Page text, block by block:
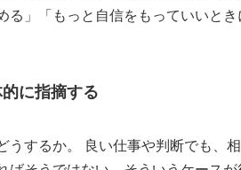
る」「もっと自信をもっていいと
に指摘する
するか。 良い仕事や判断でも、